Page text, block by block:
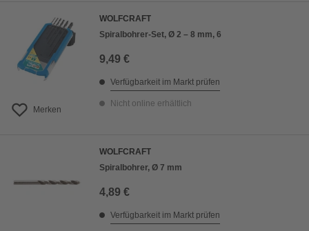
Merken
WOLFCRAFT
Spiralbohrer-Set, Ø 2 – 8 mm, 6
9,49 €
Verfügbarkeit im Markt prüfen
Nicht online erhältlich
WOLFCRAFT
Spiralbohrer, Ø 7 mm
4,89 €
Verfügbarkeit im Markt prüfen